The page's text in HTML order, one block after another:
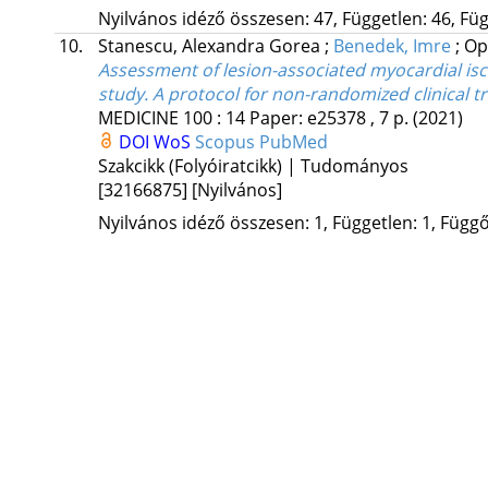
Nyilvános idéző összesen: 47, Független: 46,
10.
Stanescu, Alexandra Gorea ; Benedek, Imre ;
Assessment of lesion-associated myocardial
study. A protocol for non-randomized clinical
MEDICINE 100: 14 Paper: e25378 , 7 p. (2021)
DOI WoS Scopus PubMed
Szakcikk (Folyóiratcikk) | Tudományos
[32166875] [Nyilvános]
Nyilvános idéző összesen: 1, Független: 1,